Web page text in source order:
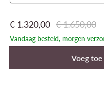
€ 1.650,00
€ 1.320,00
Vandaag besteld, morgen
Voeg